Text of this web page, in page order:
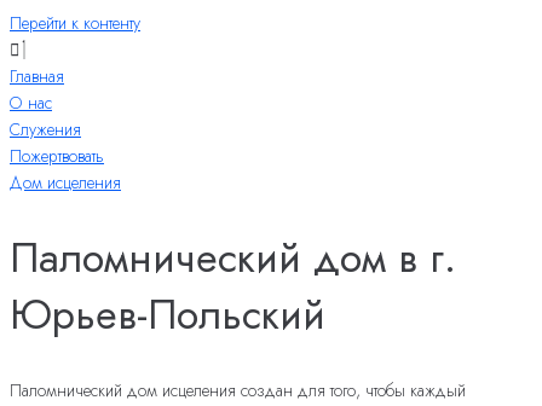
Перейти к контенту
Главная
О нас
Служения
Пожертвовать
Дом исцеления
Паломнический дом в г.
Юрьев-Польский
Паломнический дом исцеления создан для того, чтобы каждый